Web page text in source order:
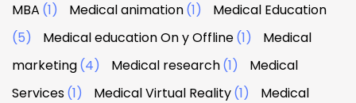
MBA (1) Medical animation(1)
Medical Education
(5)
Medical education On y Offline(1)
Medical
marketing(4) Medical research(1)
Medical
Services(1) Medical Virtual Reality(1)
Medical